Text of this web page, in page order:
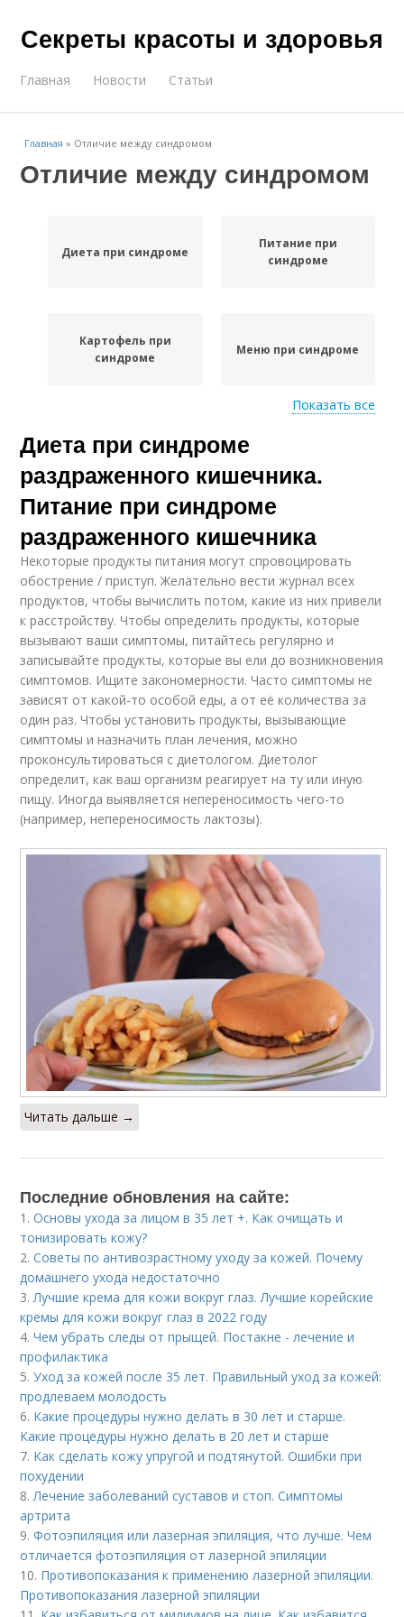
Секреты красоты и здоровья
Главная Новости Статьи
Главная » Отличие между синдромом
Отличие между синдромом
Диета при синдроме
Питание при
синдроме
Картофель при
синдроме
Меню при синдроме
Блюда при синдроме
Показать все
Диета при синдроме
раздраженного кишечника.
Питание при синдроме
раздраженного кишечника
Некоторые продукты питания могут спровоцировать
обострение / приступ. Желательно вести журнал всех
продуктов, чтобы вычислить потом, какие из них привели
к расстройству. Чтобы определить продукты, которые
вызывают ваши симптомы, питайтесь регулярно и
записывайте продукты, которые вы ели до возникновения
симптомов. Ищите закономерности. Часто симптомы не
зависят от какой-то особой еды, а от её количества за
один раз. Чтобы установить продукты, вызывающие
симптомы и назначить план лечения, можно
проконсультироваться с диетологом. Диетолог
определит, как ваш организм реагирует на ту или иную
пищу. Иногда выявляется непереносимость чего-то
(например, непереносимость лактозы).
Читать дальше →
Последние обновления на сайте:
1.Основы ухода за лицом в 35 лет +. Как очищать и
тонизировать кожу?
2.Советы по антивозрастному уходу за кожей. Почему
домашнего ухода недостаточно
3. Лучшие крема для кожи вокруг глаз. Лучшие корейские
кремы для кожи вокруг глаз в 2022 году
4.Чем убрать следы от прыщей. Постакне - лечение и
профилактика
5.Уход за кожей после 35 лет. Правильный уход за кожей:
продлеваем молодость
6. Какие процедуры нужно делать в 30 лет и старше.
Какие процедуры нужно делать в 20 лет и старше
7. Как сделать кожу упругой и подтянутой. Ошибки при
похудении
8. Лечение заболеваний суставов и стоп. Симптомы
артрита
9.Фотоэпиляция или лазерная эпиляция, что лучше. Чем
отличается фотоэпиляция от лазерной эпиляции
10. Противопоказания к применению лазерной эпиляции.
Противопоказания лазерной эпиляции